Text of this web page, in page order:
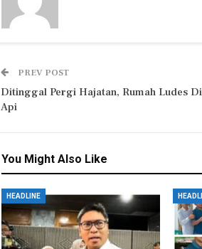
PREV POST
Ditinggal Pergi Hajatan, Rumah Ludes
Api
You Might Also Like
HEADLINE